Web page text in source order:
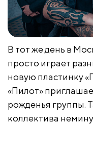
В тот же день в
просто играет
новую пластинку
«Пилот»
рожденья группы.
коллектива